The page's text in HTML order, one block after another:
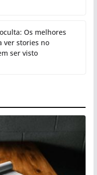
Os melhores
ver stories no
ser visto